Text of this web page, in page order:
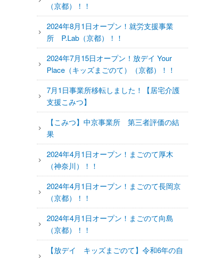
（京都）！！
2024年8月1日オープン！就労支援事業
所 P.Lab（京都）！！
2024年7月15日オープン！放デイ Your
Place（キッズまごのて）（京都）！！
7月1日事業所移転しました！【居宅介護
支援こみつ】
【こみつ】中京事業所 第三者評価の結
果
2024年4月1日オープン！まごのて厚木
（神奈川）！！
2024年4月1日オープン！まごのて長岡京
（京都）！！
2024年4月1日オープン！まごのて向島
（京都）！！
【放デイ キッズまごのて】令和6年の自